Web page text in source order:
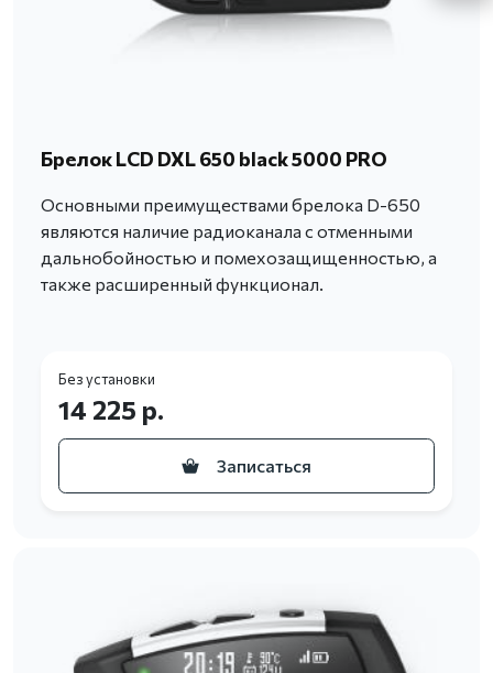
Брелок LCD DXL 650 black 5000 PRO
Основными преимуществами брелока D-650
являются наличие радиоканала с отменными
дальнобойностью и помехозащищенностью, а
также расширенный функционал.
Без установки
14 225 р.
Записаться